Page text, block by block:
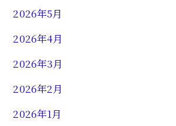
2026年5月
2026年4月
2026年3月
2026年2月
2026年1月